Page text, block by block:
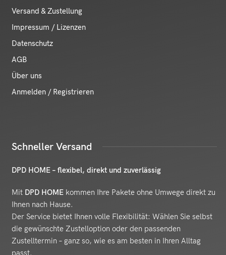
Versand & Zustellung
Impressum / Lizenzen
Datenschutz
AGB
Über uns
Anmelden / Registrieren
Schneller Versand
DPD HOME – flexibel, direkt und zuverlässig
Mit DPD HOME kommen Ihre Pakete ohne Umwege direkt zu
Ihnen nach Hause.
Der Service bietet Ihnen volle Flexibilität: Wählen Sie selbst
die gewünschte Zustelloption oder den passenden
Zustelltermin – ganz so, wie es am besten in Ihren Alltag
passt.